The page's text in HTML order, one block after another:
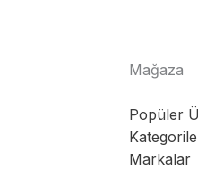
Mağaza
Popüler
Markalar